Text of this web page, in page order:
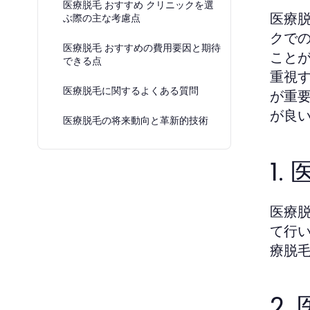
医療脱毛 おすすめ クリニックを選
ぶ際の主な考慮点
医療脱毛 おすすめの費用要因と期待
できる点
医療脱毛に関するよくある質問
医療脱毛の将来動向と革新的技術
医療
クで
こと
重視
が重
が良
1.
医療
て行
療脱